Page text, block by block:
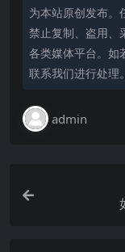
为本站原创发布。
禁止复制、盗用、
各类媒体平台。如
联系我们进行处理。
admin